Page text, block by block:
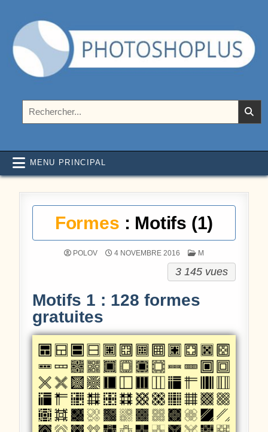
Photoshoplus
MENU PRINCIPAL
Formes : Motifs (1)
POLOV 4 NOVEMBRE 2016 POSTÉ DANS
M
3 145 vues
Motifs 1 : 128 formes
gratuites